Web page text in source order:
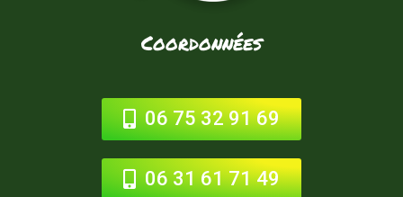
Coordonnées
06 75 32 91 69
06 31 61 71 49